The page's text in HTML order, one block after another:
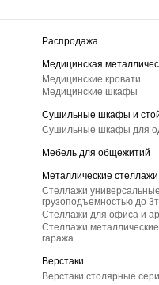
Распродажа
Медицинская
Медицинские кровати
Медицинские шкафы
Сушильные шкафы и
Сушильные шкафы для
Мебель для общежитий
Металлические стеллажи
Стеллажи
грузоподъемностью до
Стеллажи для офиса и
Стеллажи
гаража
Верстаки
Верстаки столярные